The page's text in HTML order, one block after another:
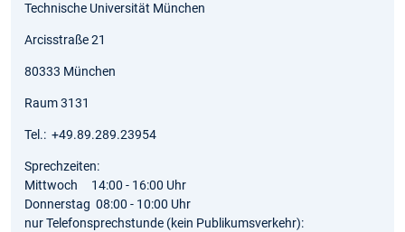
Technische Universität München
Arcisstraße 21
80333 München
Raum 3131
Tel.: +49.89.289.23954
Sprechzeiten:
Mittwoch 14:00 - 16:00 Uhr
Donnerstag 08:00 - 10:00 Uhr
nur Telefonsprechstunde (kein Publikumsverkehr):